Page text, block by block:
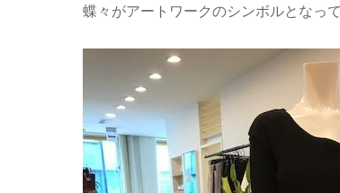
蝶々がアートワークのシンボルとなっ